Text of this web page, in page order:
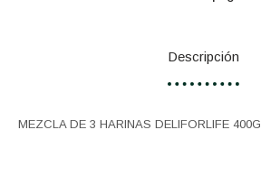
Descripción
MEZCLA DE 3 HARINAS DELIFORLIFE 400G